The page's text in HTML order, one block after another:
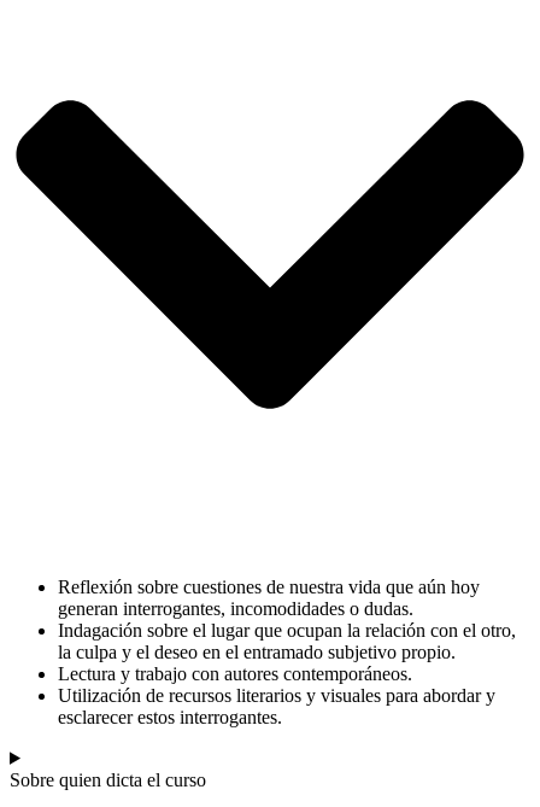
Reflexión sobre cuestiones de nuestra vida que aún hoy
generan interrogantes, incomodidades o dudas.
Indagación sobre el lugar que ocupan la relación con el otro,
la culpa y el deseo en el entramado subjetivo propio.
Lectura y trabajo con autores contemporáneos.
Utilización de recursos literarios y visuales para abordar y
esclarecer estos interrogantes.
Sobre quien dicta el curso